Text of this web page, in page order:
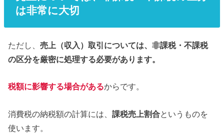
は非常に大切
ただし、売上（収入）取引については、非課税・不課税
の区分を厳密に処理する必要があります。
税額に影響する場合があるからです。
消費税の納税額の計算には、課税売上割合というものを
使います。